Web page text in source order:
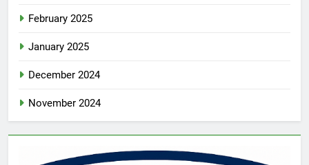
February 2025
January 2025
December 2024
November 2024